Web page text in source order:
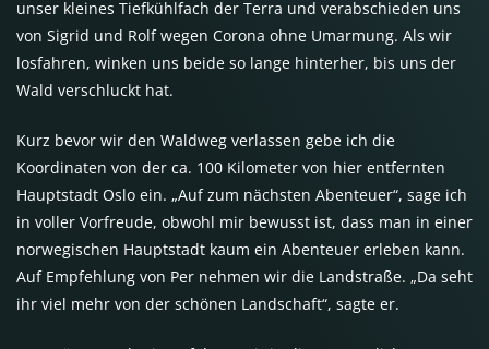
unser kleines Tiefkühlfach der Terra und verabschieden uns
von Sigrid und Rolf wegen Corona ohne Umarmung. Als wir
losfahren, winken uns beide so lange hinterher, bis uns der
Wald verschluckt hat.
Kurz bevor wir den Waldweg verlassen gebe ich die
Koordinaten von der ca. 100 Kilometer von hier entfernten
Hauptstadt Oslo ein. „Auf zum nächsten Abenteuer“, sage ich
in voller Vorfreude, obwohl mir bewusst ist, dass man in einer
norwegischen Hauptstadt kaum ein Abenteuer erleben kann.
Auf Empfehlung von Per nehmen wir die Landstraße. „Da seht
ihr viel mehr von der schönen Landschaft“, sagte er.